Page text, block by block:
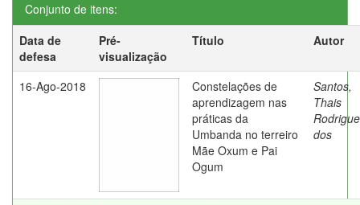
Conjunto de itens:
Data de
defesa
Pré-
visualização
Título Autor
16-Ago-2018
Constelações de
aprendizagem nas
práticas da
Umbanda no terreiro
Mãe Oxum e Pai
Ogum
Santos,
Thais
dos